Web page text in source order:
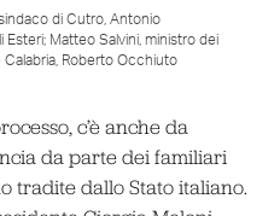
di Cutro, Antonio
Esteri; Matteo Salvini, ministro dei
Calabria, Roberto Occhiuto
c’è anche da
da parte dei familiari
tradite dallo Stato italiano.